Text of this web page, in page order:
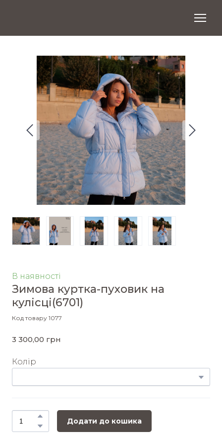
В наявності
Зимова куртка-пуховик на
кулісці(6701)
Код товару 1077
3 300,00 грн
Колір
Додати до кошика